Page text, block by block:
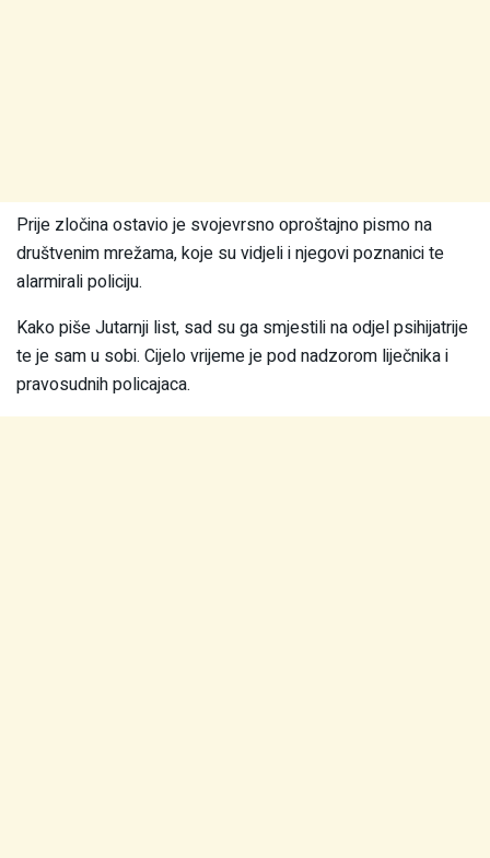
Prije zločina ostavio je svojevrsno oproštajno pismo na
društvenim mrežama, koje su vidjeli i njegovi poznanici te
alarmirali policiju.
Kako piše Jutarnji list, sad su ga smjestili na odjel psihijatrije
te je sam u sobi. Cijelo vrijeme je pod nadzorom liječnika i
pravosudnih policajaca.